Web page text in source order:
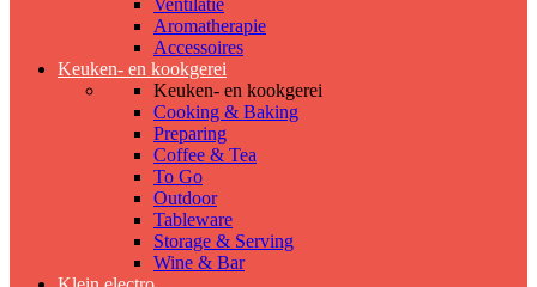
Ventilatie
Aromatherapie
Accessoires
Keuken- en kookgerei
Keuken- en kookgerei
Cooking & Baking
Preparing
Coffee & Tea
To Go
Outdoor
Tableware
Storage & Serving
Wine & Bar